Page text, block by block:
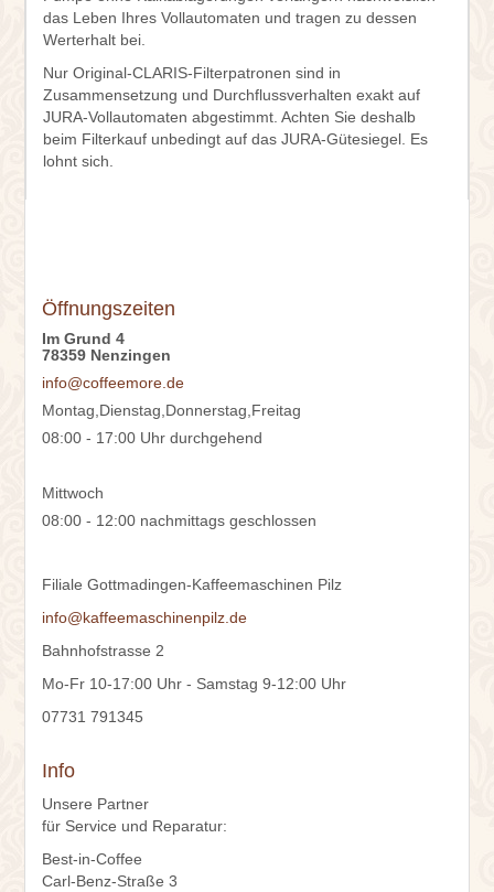
das Leben Ihres Vollautomaten und tragen zu dessen
Werterhalt bei.
Nur Original-CLARIS-Filterpatronen sind in
Zusammensetzung und Durchflussverhalten exakt auf
JURA-Vollautomaten abgestimmt. Achten Sie deshalb
beim Filterkauf unbedingt auf das JURA-Gütesiegel. Es
lohnt sich.
Öffnungszeiten
Im Grund 4
78359 Nenzingen
info@coffeemore.de
Montag,Dienstag,Donnerstag,Freitag
08:00 - 17:00 Uhr durchgehend
Mittwoch
08:00 - 12:00 nachmittags geschlossen
Filiale Gottmadingen-Kaffeemaschinen Pilz
info@kaffeemaschinenpilz.de
Bahnhofstrasse 2
Mo-Fr 10-17:00 Uhr - Samstag 9-12:00 Uhr
07731 791345
Info
Unsere Partner
für Service und Reparatur:
Best-in-Coffee
Carl-Benz-Straße 3